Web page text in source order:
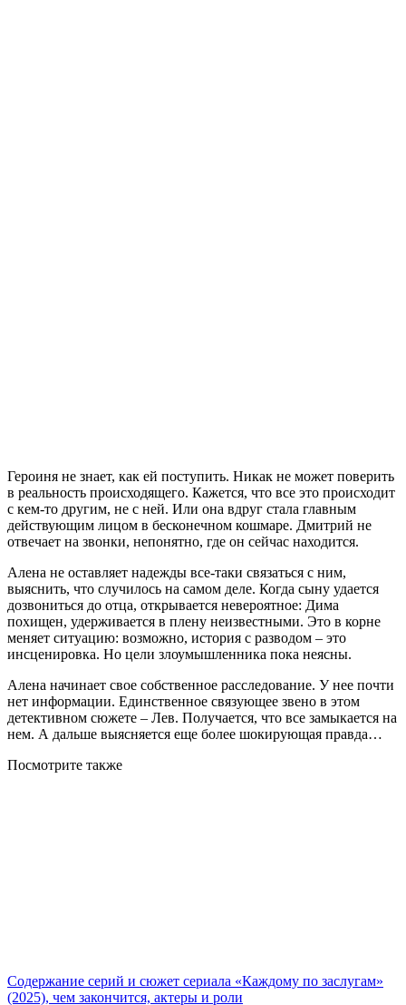
Героиня не знает, как ей поступить. Никак не может поверить
в реальность происходящего. Кажется, что все это происходит
с кем-то другим, не с ней. Или она вдруг стала главным
действующим лицом в бесконечном кошмаре. Дмитрий не
отвечает на звонки, непонятно, где он сейчас находится.
Алена не оставляет надежды все-таки связаться с ним,
выяснить, что случилось на самом деле. Когда сыну удается
дозвониться до отца, открывается невероятное: Дима
похищен, удерживается в плену неизвестными. Это в корне
меняет ситуацию: возможно, история с разводом – это
инсценировка. Но цели злоумышленника пока неясны.
Алена начинает свое собственное расследование. У нее почти
нет информации. Единственное связующее звено в этом
детективном сюжете – Лев. Получается, что все замыкается на
нем. А дальше выясняется еще более шокирующая правда…
Посмотрите также
Содержание серий и сюжет сериала «Каждому по заслугам»
(2025), чем закончится, актеры и роли